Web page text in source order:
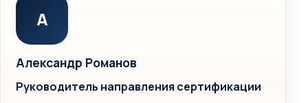
А
Александр Романов
Руководитель направления сертификации